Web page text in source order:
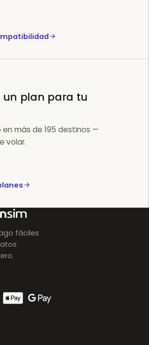
un plan para tu
más de 195 destinos —
volar.
fáciles